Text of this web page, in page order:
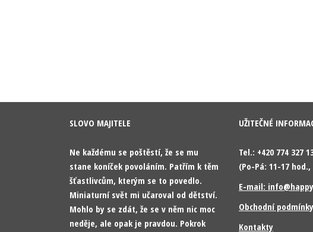
SLOVO MAJITELE
Ne každému se poštěstí, že se mu
stane koníček povoláním. Patřím k těm
šťastlivcům, kterým se to povedlo.
Miniaturní svět mi učaroval od dětství.
Mohlo by se zdát, že se v něm nic moc
neděje, ale opak je pravdou. Pokrok
UŽITEČNÉ
Tel.: +420 774 327
(Po-Pá: 11-17
E-mail:
Obchodní podmínky
Kontakty